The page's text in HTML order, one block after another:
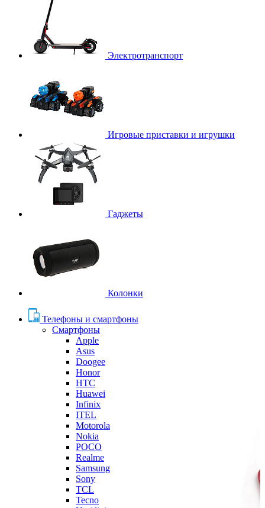
Электротранспорт
Игровые приставки и игрушки
Гаджеты
Колонки
Телефоны и смартфоны
Смартфоны
Apple
Asus
Doogee
Honor
HTC
Huawei
Infinix
ITEL
Motorola
Nokia
POCO
Realme
Samsung
Sony
TCL
Tecno